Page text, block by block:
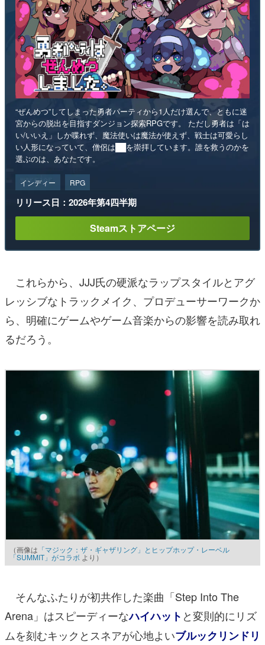
“ぜんめつ”してしまった勇者パーティから1人だけ選んで、ともに迷
宮からの脱出を目指すダンジョン探索RPGです。 ただし勇者は「は
い/いいえ」しか喋れず、魔法使いは魔法が使えず、戦士は可愛らし
い人形になっていて、僧侶は██を崇拝しています。誰を救うのかを
選ぶのは、あなたです。
インディー RPG
リリース日：2026年第4四半期
Steamストアページ
これらから、JJJ氏の硬派なラップスタイルとアグ
レッシブなトラックメイク、プロデューサーワークか
ら、明確にゲームやゲーム音楽からの影響を読み取れ
るだろう。
（画像は 「マジック：ザ・ギャザリング」とヒップホップ・レーベル
「SUMMIT」がコラボ より）
そんなふたりが初共作した楽曲「Step Into The
Arena」はスピーディーなハイハット と変則的にリズ
ムを刻むキックとスネアが心地よいブルックリンドリ